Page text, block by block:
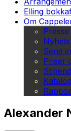
Elling
Om
Presse
Send
Priser
Alexander